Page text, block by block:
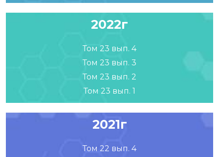
2022г
Том 23 вып. 4
Том 23 вып. 3
Том 23 вып. 2
Том 23 вып. 1
2021г
Том 22 вып. 4